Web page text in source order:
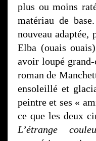
plus ou moins
matériau de
nouveau
Elba (ouais
avoir loupé
roman de
ensoleillé et
peintre et ses «
ce que les deux
L’étrange